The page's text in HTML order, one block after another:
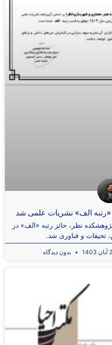
الف» نشریات علمی شد
نظر، حائز رتبه «الف» در
تحیقات و فناوری شد.
بدون دیدگاه